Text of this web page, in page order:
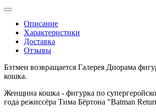
Описание
Характеристики
Доставка
Отзывы
Бэтмен возвращается Галерея Диорама
кошка.
Женщина кошка - фигурка по
года режиссёра Тима Бёртона "Batman